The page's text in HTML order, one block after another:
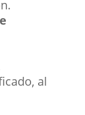
al